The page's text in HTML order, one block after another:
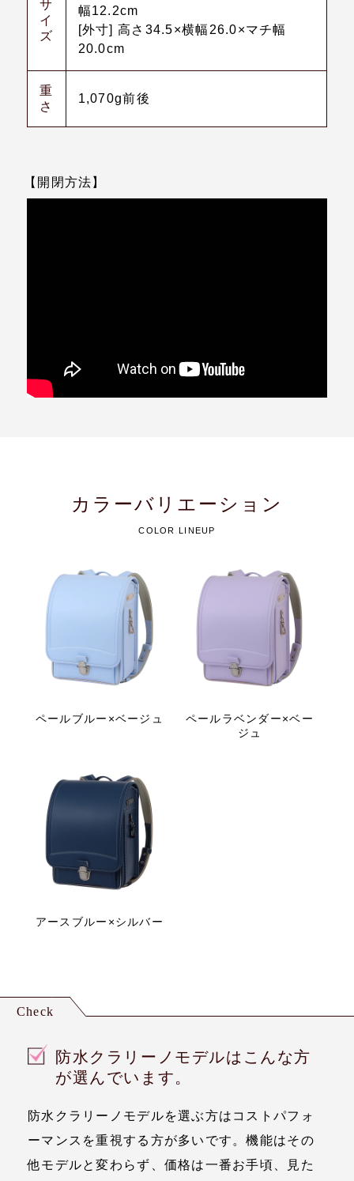
サ
イ
ズ
幅12.2cm
[外寸] 高さ34.5×横幅26.0×マチ幅
20.0cm
重
さ
1,070g前後
【開閉方法】
カラーバリエーション
COLOR LINEUP
ペールブルー×ベージュ
ペールラベンダー×ベー
ジュ
アースブルー×シルバー
Check
防水クラリーノモデルはこんな方
が選んでいます。
防水クラリーノモデルを選ぶ方はコストパフォ
ーマンスを重視する方が多いです。機能はその
他モデルと変わらず、価格は一番お手頃、見た